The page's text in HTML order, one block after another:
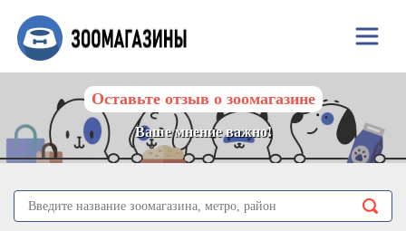
Оставьте отзыв о зоомагазине
Ваше мнение важно!